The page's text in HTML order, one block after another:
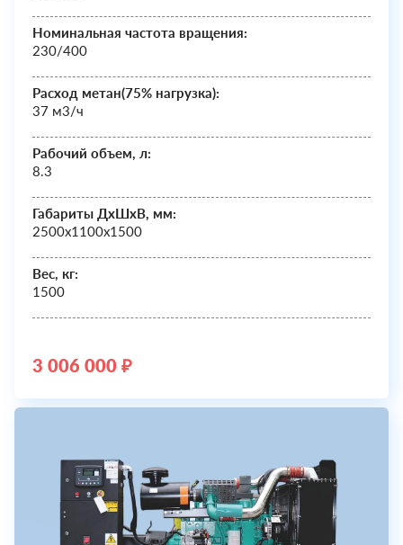
Номинальная частота вращения:
230/400
Расход метан(75% нагрузка):
37 м3/ч
Рабочий объем, л:
8.3
Габариты ДхШxВ, мм:
2500х1100х1500
Вес, кг:
1500
3 006 000 ₽